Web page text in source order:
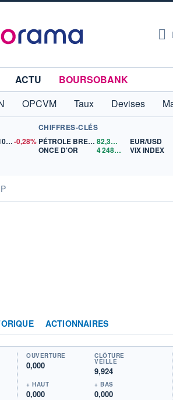
ACTU
BOURSOBANK
OPCVM Taux Devises
29 810,25-0,28%
CHIFFRES-CLÉS
PÉTROLE BRENT
82,34$US
ONCE D'OR
4 248,71 $US
EUR/USD
VIX INDEX
ACTIONNAIRES
OUVERTURE
0,000
CLÔTURE
VEILLE
9,924
+ HAUT
0,000
+ BAS
0,000